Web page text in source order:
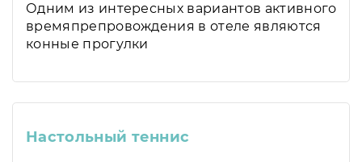
Одним из интересных вариантов активного
времяпрепровождения в отеле являются
конные прогулки
Настольный теннис